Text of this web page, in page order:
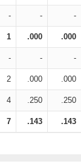
- - -
1 .000 .000
- - -
2 .000 .000
4 .250 .250
7 .143 .143